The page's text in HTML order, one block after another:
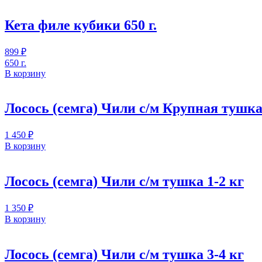
Кета филе кубики 650 г.
899 ₽
650 г.
В корзину
Лосось (семга) Чили с/м Крупная
1 450 ₽
В корзину
Лосось (семга) Чили с/м тушка 1-2 кг
1 350 ₽
В корзину
Лосось (семга) Чили с/м тушка 3-4 кг